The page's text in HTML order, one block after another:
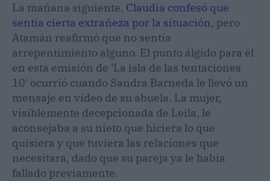
La mañana siguiente, Claudia confesó que
sentía cierta extrañeza por la situación, pero
Atamán reafirmó que no sentía
arrepentimiento alguno. El punto álgido para él
en esta emisión de 'La isla de las tentaciones
10' ocurrió cuando Sandra Barneda le llevó un
mensaje en vídeo de su abuela. La mujer,
visiblemente decepcionada de Leila, le
aconsejaba a su nieto que hiciera lo que
quisiera y que tuviera las relaciones que
necesitara, dado que su pareja ya le había
fallado previamente.